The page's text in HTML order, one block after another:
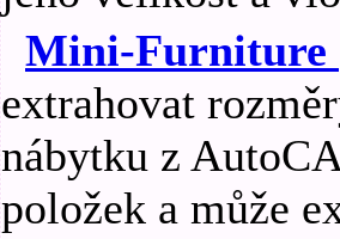
Mini-Furniture
extrahovat
nábytku z
položek a může